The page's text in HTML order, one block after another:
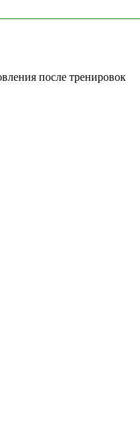
после тренировок